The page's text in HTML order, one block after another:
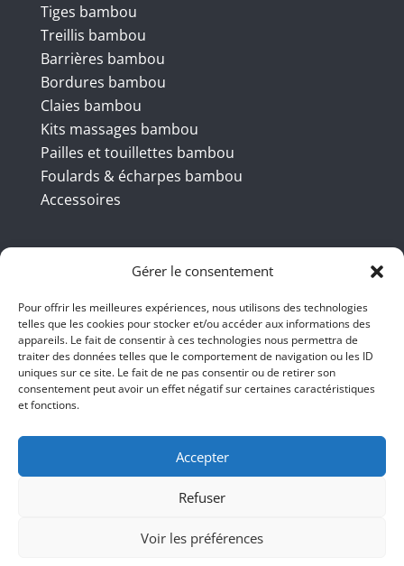
Gérer le consentement
Pour offrir les meilleures expériences, nous utilisons des technologies
telles que les cookies pour stocker et/ou accéder aux informations des
appareils. Le fait de consentir à ces technologies nous permettra de
traiter des données telles que le comportement de navigation ou les ID
uniques sur ce site. Le fait de ne pas consentir ou de retirer son
consentement peut avoir un effet négatif sur certaines caractéristiques
et fonctions.
Accepter
Refuser
Voir les préférences
Tiges bambou
Treillis bambou
Barrières bambou
Bordures bambou
Claies bambou
Kits massages bambou
Pailles et touillettes bambou
Foulards & écharpes bambou
Accessoires
Coordonnées
BBB INT LTD – RUE DU BAMBOU.COM
145 rue de la République 95100
Argenteuil
bienvenue@ruedubambou.com
Du lundi au samedi
Le dimanche, faut voir <;))